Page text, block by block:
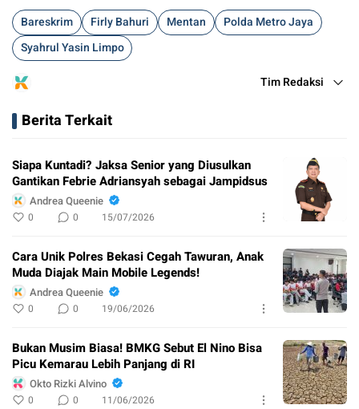
Bareskrim Firly Bahuri Mentan
Polda Metro Jaya
Syahrul Yasin Limpo
Tim Redaksi
Berita Terkait
Siapa Kuntadi? Jaksa Senior yang Diusulkan
Gantikan Febrie Adriansyah sebagai Jampidsus
Andrea Queenie
0 0 15/07/2026
Cara Unik Polres Bekasi Cegah Tawuran, Anak
Muda Diajak Main Mobile Legends!
Andrea Queenie
0 0 19/06/2026
Bukan Musim Biasa! BMKG Sebut El Nino Bisa
Picu Kemarau Lebih Panjang di RI
Okto Rizki Alvino
0 0 11/06/2026